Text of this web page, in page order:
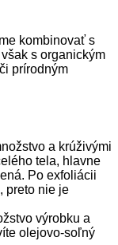
kombinovať s
s organickým
prírodným
a krúživými
tela, hlavne
Po exfoliácii
preto nie je
výrobku a
olejovo-soľný